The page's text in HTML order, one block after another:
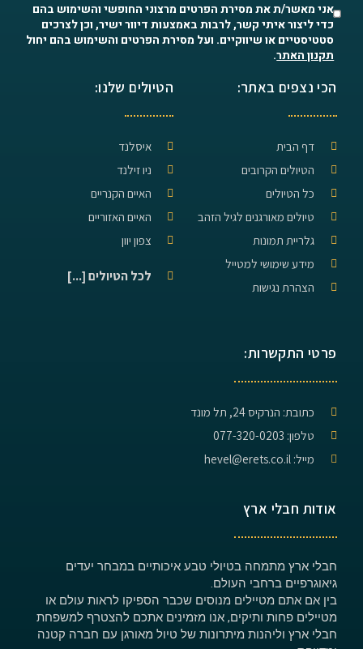
אני מאשר/ת את מסירת הפרטים מרצוני החופשי והשימוש בהם
כדי ליצור איתי קשר, לרבות באמצעות דיוור ישיר, וכן לצרכים
סטטיסטיים או שיווקיים. ועל מסירת הפרטים והשימוש בהם יחול
תקנון האתר.
הכי נצפים באתר:
דף הבית
הטיולים הקרובים
כל הטיולים
טיולים מאורגנים לגיל הזהב
גלריית תמונות
מידע שימושי למטייל
הצהרת נגישות
הטיולים שלנו:
איסלנד
ניו זילנד
האיים הקנריים
האיים האזוריים
צפון יוון
לכל הטיולים [...]
פרטי התקשרות:
כתובת: הנרקיס 24, תל מונד
טלפון: 077-320-0203
מייל: hevel@erets.co.il
אודות חבלי ארץ
חבלי ארץ מתמחה בטיולי טבע איכותיים במבחר יעדים
גיאוגרפיים ברחבי העולם.
בין אם אתם מטיילים מנוסים שכבר הספיקו לראות עולם או
מטיילים פחות ותיקים, אנו מזמינים אתכם להצטרף למשפחת
חבלי ארץ וליהנות מיתרונות של טיול מאורגן עם חברה קטנה